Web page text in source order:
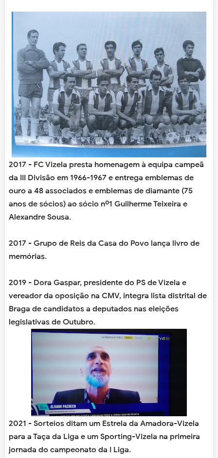
2017 - FC Vizela presta homenagem à equipa campeã
da III Divisão em 1966-1967 e entrega emblemas de
ouro a 48 associados e emblemas de diamante (75
anos de sócios) ao sócio nº1 Guilherme Teixeira e
Alexandre Sousa.
2017 - Grupo de Reis da Casa do Povo lança livro de
memórias.
2019 - Dora Gaspar, presidente do PS de Vizela e
vereador da oposição na CMV, integra lista distrital de
Braga de candidatos a deputados nas eleições
legislativas de Outubro.
2021 - Sorteios ditam um Estrela da Amadora-Vizela
para a Taça da Liga e um Sporting-Vizela na primeira
jornada do campeonato da I Liga.